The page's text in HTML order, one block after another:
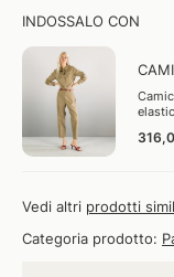
INDOSSALO CON
Vedi altri prodotti
Categoria prodotto: